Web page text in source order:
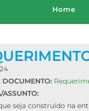
Home
DOCUMENTO:
ASSUNTO:
seja construído na